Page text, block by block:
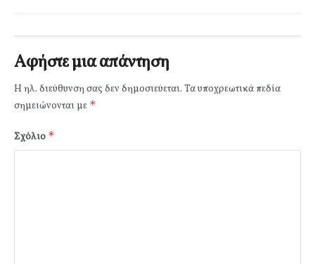
Αφήστε μια απάντηση
Η ηλ. διεύθυνση σας δεν δημοσιεύεται. Τα υποχρεωτικά πεδία
σημειώνονται με *
Σχόλιο *